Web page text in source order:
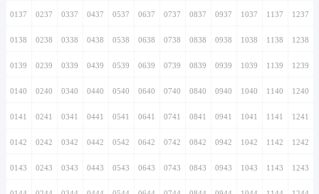
0137 0237 0337 0437 0537 0637 0737 0837 0937 1037 1137 1237
0138 0238 0338 0438 0538 0638 0738 0838 0938 1038 1138 1238
0139 0239 0339 0439 0539 0639 0739 0839 0939 1039 1139 1239
0140 0240 0340 0440 0540 0640 0740 0840 0940 1040 1140 1240
0141 0241 0341 0441 0541 0641 0741 0841 0941 1041 1141 1241
0142 0242 0342 0442 0542 0642 0742 0842 0942 1042 1142 1242
0143 0243 0343 0443 0543 0643 0743 0843 0943 1043 1143 1243